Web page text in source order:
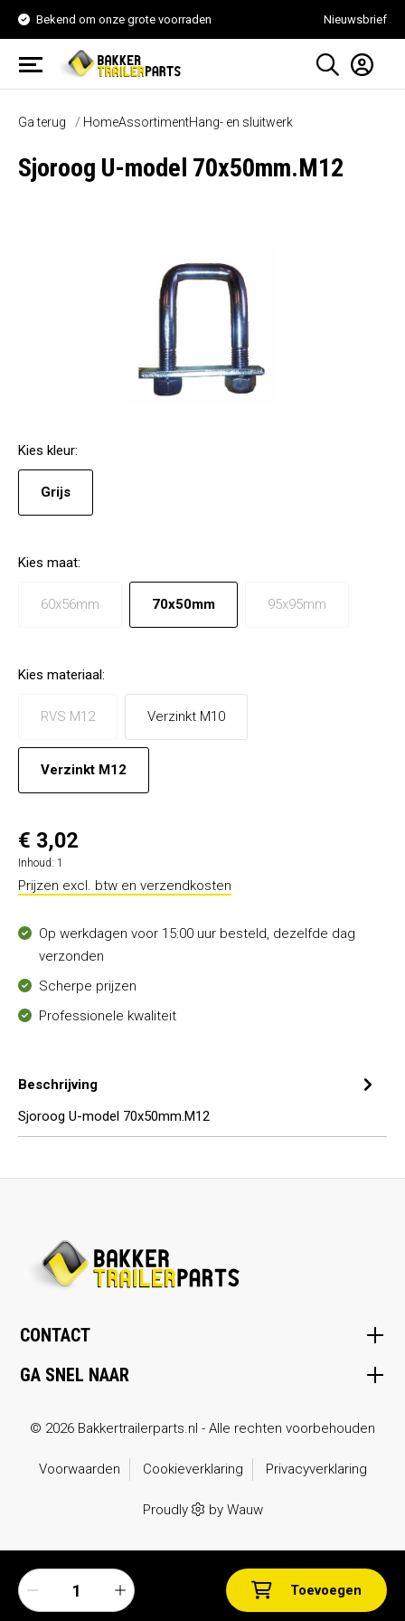
Bekend om onze grote voorraden Nieuwsbrief
Ga terug HomeAssortimentHang- en sluitwerk
Sjoroog U-model 70x50mm.M12
Kies kleur:
Grijs
Kies maat:
60x56mm 70x50mm 95x95mm
Kies materiaal:
RVS M12 Verzinkt M10
Verzinkt M12
€ 3,02
Inhoud: 1
Prijzen excl. btw en verzendkosten
Toevoegen
Op werkdagen voor 15:00 uur besteld, dezelfde dag
verzonden
Scherpe prijzen
Professionele kwaliteit
Beschrijving
Sjoroog U-model 70x50mm.M12
CONTACT
GA SNEL NAAR
© 2026 Bakkertrailerparts.nl - Alle rechten voorbehouden
Voorwaarden Cookieverklaring Privacyverklaring
Proudly by Wauw